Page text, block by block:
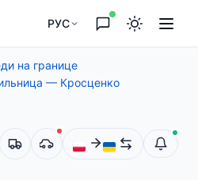
РУС
на границе
— Кросценко